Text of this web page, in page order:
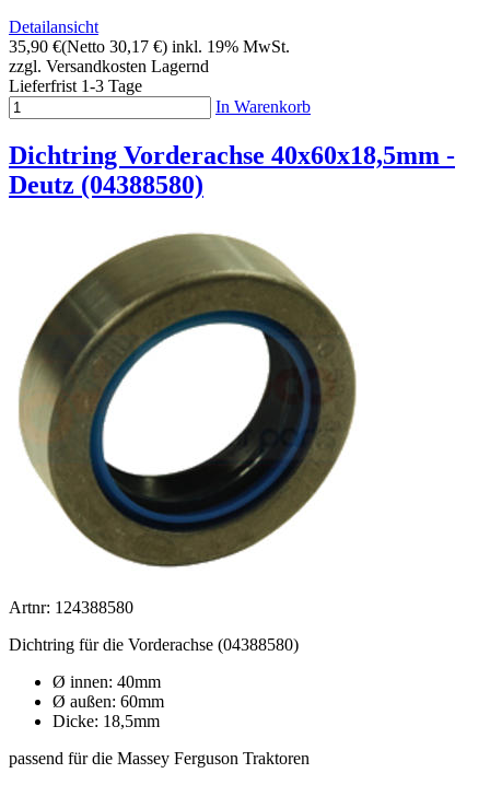
Detailansicht
35,90 €(Netto 30,17 €) inkl. 19% MwSt.
zzgl. Versandkosten Lagernd
Lieferfrist 1-3 Tage
In Warenkorb
Dichtring Vorderachse 40x60x18,5mm -
Deutz (04388580)
Artnr: 124388580
Dichtring für die Vorderachse (04388580)
Ø innen: 40mm
Ø außen: 60mm
Dicke: 18,5mm
passend für die Massey Ferguson Traktoren